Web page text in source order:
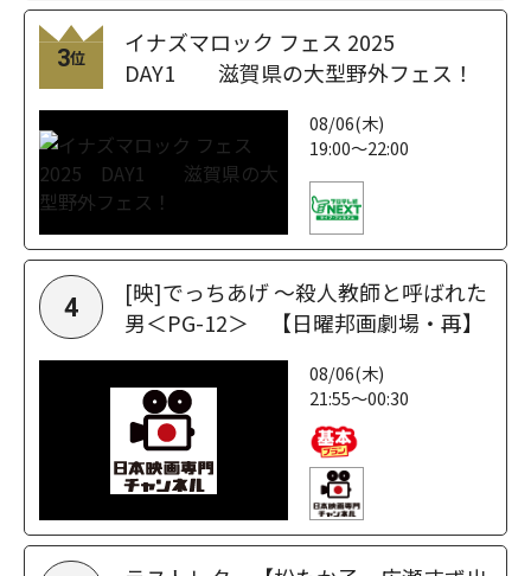
3位
イナズマロック フェス 2025
DAY1 滋賀県の大型野外フェス！
08/06(木)
19:00～22:00
4
[映]でっちあげ ～殺人教師と呼ばれた
男＜PG-12＞ 【日曜邦画劇場・再】
08/06(木)
21:55～00:30